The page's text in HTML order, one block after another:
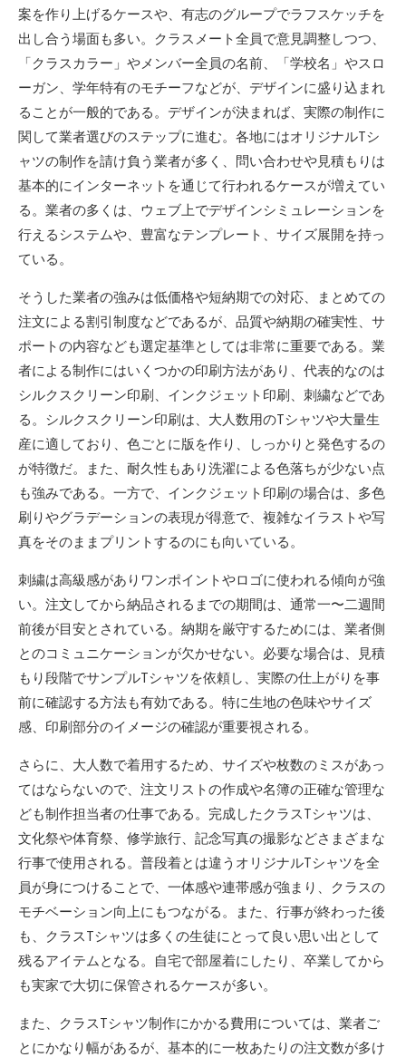
案を作り上げるケースや、有志のグループでラフスケッチを
出し合う場面も多い。クラスメート全員で意見調整しつつ、
「クラスカラー」やメンバー全員の名前、「学校名」やスロ
ーガン、学年特有のモチーフなどが、デザインに盛り込まれ
ることが一般的である。デザインが決まれば、実際の制作に
関して業者選びのステップに進む。各地にはオリジナルTシ
ャツの制作を請け負う業者が多く、問い合わせや見積もりは
基本的にインターネットを通じて行われるケースが増えてい
る。業者の多くは、ウェブ上でデザインシミュレーションを
行えるシステムや、豊富なテンプレート、サイズ展開を持っ
ている。
そうした業者の強みは低価格や短納期での対応、まとめての
注文による割引制度などであるが、品質や納期の確実性、サ
ポートの内容なども選定基準としては非常に重要である。業
者による制作にはいくつかの印刷方法があり、代表的なのは
シルクスクリーン印刷、インクジェット印刷、刺繍などであ
る。シルクスクリーン印刷は、大人数用のTシャツや大量生
産に適しており、色ごとに版を作り、しっかりと発色するの
が特徴だ。また、耐久性もあり洗濯による色落ちが少ない点
も強みである。一方で、インクジェット印刷の場合は、多色
刷りやグラデーションの表現が得意で、複雑なイラストや写
真をそのままプリントするのにも向いている。
刺繍は高級感がありワンポイントやロゴに使われる傾向が強
い。注文してから納品されるまでの期間は、通常一〜二週間
前後が目安とされている。納期を厳守するためには、業者側
とのコミュニケーションが欠かせない。必要な場合は、見積
もり段階でサンプルTシャツを依頼し、実際の仕上がりを事
前に確認する方法も有効である。特に生地の色味やサイズ
感、印刷部分のイメージの確認が重要視される。
さらに、大人数で着用するため、サイズや枚数のミスがあっ
てはならないので、注文リストの作成や名簿の正確な管理な
ども制作担当者の仕事である。完成したクラスTシャツは、
文化祭や体育祭、修学旅行、記念写真の撮影などさまざまな
行事で使用される。普段着とは違うオリジナルTシャツを全
員が身につけることで、一体感や連帯感が強まり、クラスの
モチベーション向上にもつながる。また、行事が終わった後
も、クラスTシャツは多くの生徒にとって良い思い出として
残るアイテムとなる。自宅で部屋着にしたり、卒業してから
も実家で大切に保管されるケースが多い。
また、クラスTシャツ制作にかかる費用については、業者ご
とにかなり幅があるが、基本的に一枚あたりの注文数が多け